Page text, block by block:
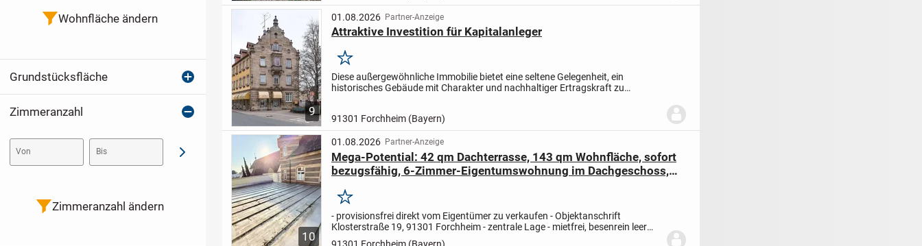
9
01.08.2026 Partner-Anzeige
Attraktive Investition für Kapitalanleger
Merken
Diese außergewöhnliche Immobilie bietet eine seltene Gelegenheit, ein
historisches Gebäude mit Charakter und nachhaltiger Ertragskraft zu
91301 Forchheim (Bayern)
10
01.08.2026 Partner-Anzeige
Mega-Potential: 42 qm Dachterrasse, 143 qm Wohnfläche, sofort
bezugsfähig, 6-Zimmer-Eigentumswohnung im Dachgeschoss,
Merken
- provisionsfrei direkt vom Eigentümer zu verkaufen - Objektanschrift
Klosterstraße 19, 91301 Forchheim - zentrale Lage - mietfrei, besenrein leer
(die Gegenstände auf den Fotos sind inzwischen...
Wohnfläche ändern
Grundstücksfläche
Zimmeranzahl
Von Bis Abschicken
Zimmeranzahl ändern